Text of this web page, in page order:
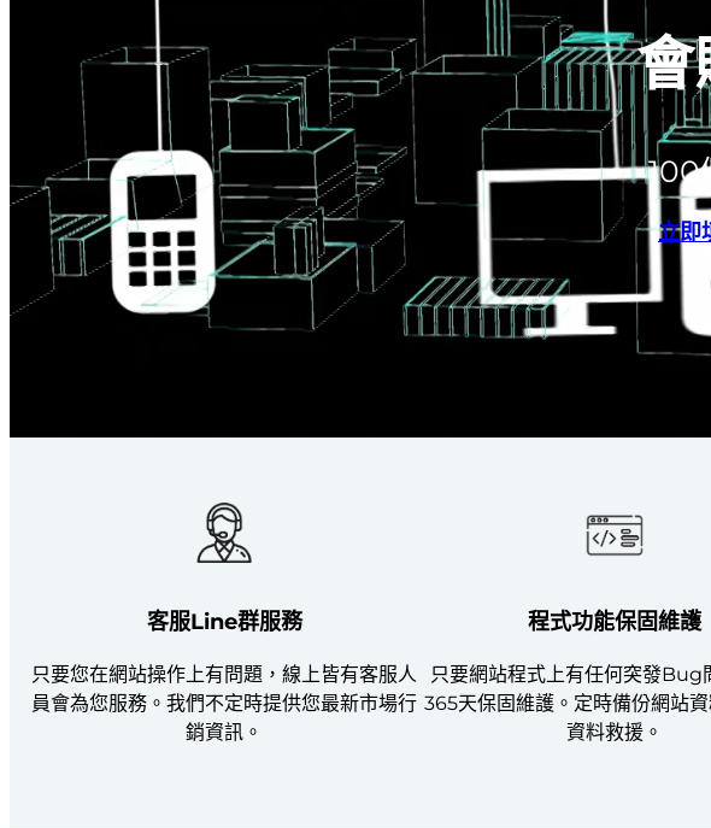
會
100
立即
客服Line群服務
只要您在網站操作上有問題，線上皆有客服人
員會為您服務。我們不定時提供您最新市場行
銷資訊。
程式功能保固維護
只要網站程式上有任何突發Bug
365天保固維護。定時備份網站
資料救援。